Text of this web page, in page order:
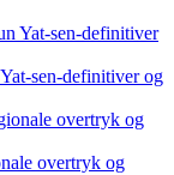
sen-definitiver og
overtryk og